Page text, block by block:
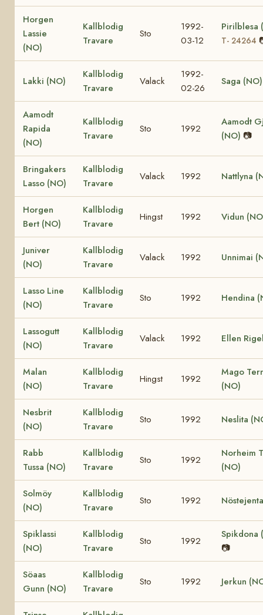
Horgen
Lassie
(NO)
Kallblodig
Travare
Sto
1992-
03-12
Pirilblesa
T- 24264
Lakki (NO)
Kallblodig
Travare
Valack
1992-
02-26
Saga (NO)
Aamodt
Rapida
(NO)
Kallblodig
Travare
Sto 1992
Aamodt
(NO) 📷
Bringakers
Lasso (NO)
Kallblodig
Travare
Valack 1992 Nattlyna
Horgen
Bert (NO)
Kallblodig
Travare
Hingst 1992 Vidun
Juniver
(NO)
Kallblodig
Travare
Valack 1992 Unnimai
Lasso Line
(NO)
Kallblodig
Travare
Sto 1992 Hendina
Lassogutt
(NO)
Kallblodig
Travare
Valack 1992 Ellen
Malan
(NO)
Kallblodig
Travare
Hingst 1992
Mago
(NO)
Nesbrit
(NO)
Kallblodig
Travare
Sto 1992 Neslita
Rabb
Tussa (NO)
Kallblodig
Travare
Sto 1992
Norheim
(NO)
Solmöy
(NO)
Kallblodig
Travare
Sto 1992
Spiklassi
(NO)
Kallblodig
Travare
Sto 1992
Spikdona
📷
Söaas
Gunn (NO)
Kallblodig
Travare
Sto 1992 Jerkun